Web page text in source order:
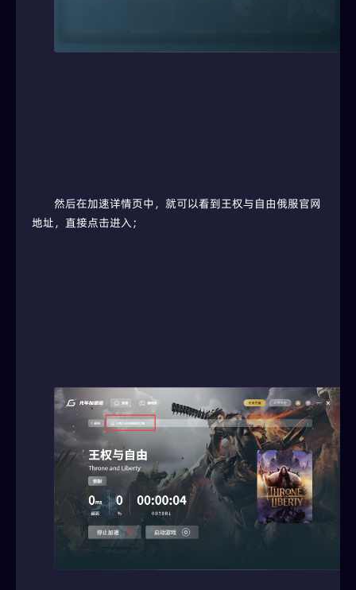
然后在加速详情页中，就可以看到王权与自由俄服官网
地址，直接点击进入；